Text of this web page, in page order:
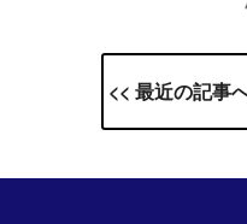
<< 最近の記事